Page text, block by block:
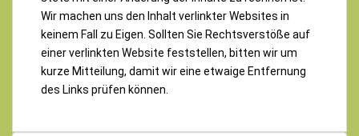
Wir machen uns den Inhalt verlinkter Websites in
keinem Fall zu Eigen. Sollten Sie Rechtsverstöße auf
einer verlinkten Website feststellen, bitten wir um
kurze Mitteilung, damit wir eine etwaige Entfernung
des Links prüfen können.